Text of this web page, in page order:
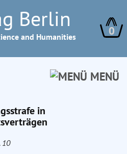
Berlin
and Humanities 0
MENÜ
in
10